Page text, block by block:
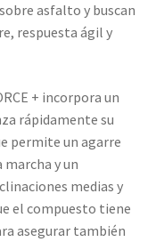
asfalto y buscan
respuesta ágil y
+ incorpora un
rápidamente su
permite un agarre
marcha y un
medias y
el compuesto tiene
asegurar también